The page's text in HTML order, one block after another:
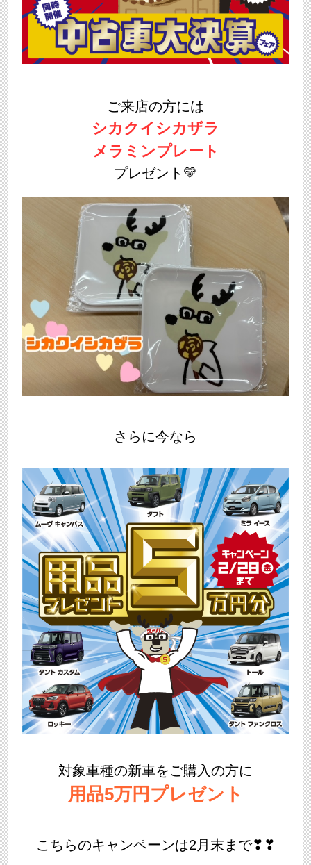
ご来店の方には
シカクイシカザラ
メラミンプレート
プレゼント💛
さらに今なら
対象車種の新車をご購入の方に
用品5万円プレゼント
こちらのキャンペーンは2月末まで❣❣